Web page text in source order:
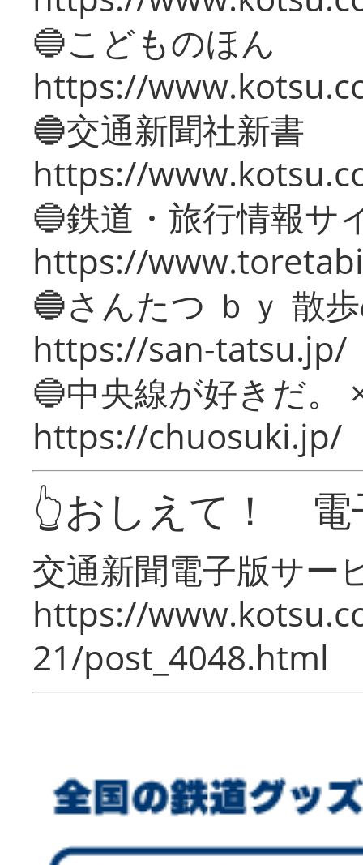
🔵こどものほん
https://
🔵交通新聞社新書
https://
🔵鉄道・旅行情報サ
https://
🔵さんたつ ｂｙ 散
https://san-tatsu.jp/
🔵中央線が好きだ。
https://chuosuki.jp/
👆おしえて！ 電
交通新聞電子版サー
https://
21/post_4048.html